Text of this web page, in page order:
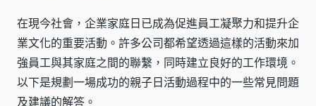
在現今社會，企業家庭日已成為促進員工凝聚力和提升企
業文化的重要活動。許多公司都希望透過這樣的活動來加
強員工與其家庭之間的聯繫，同時建立良好的工作環境。
以下是規劃一場成功的親子日活動過程中的一些常見問題
及建議的解答。